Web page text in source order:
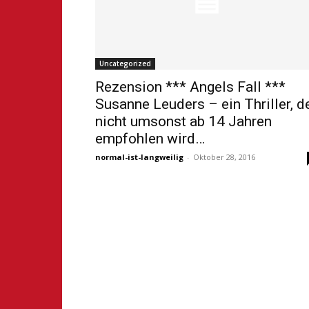
Uncategorized
Rezension *** Angels Fall ***
Susanne Leuders – ein Thriller,
nicht umsonst ab 14 Jahren
empfohlen wird…
normal-ist-langweilig - Oktober 28, 2016